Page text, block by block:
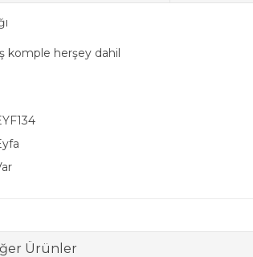
komple herşey dahil
Ürünler